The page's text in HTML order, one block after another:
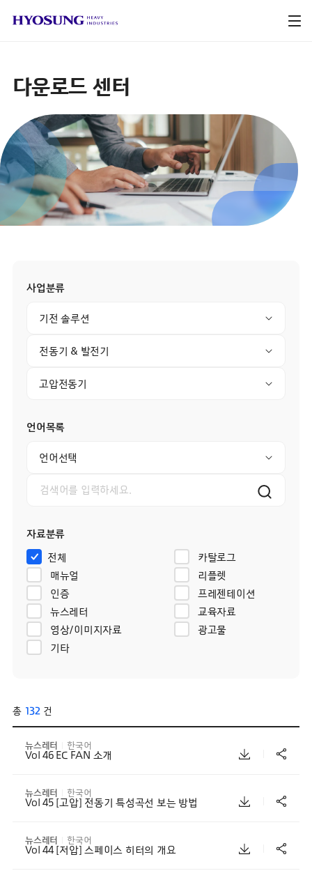
다운로드 센터
사업분류
기전 솔루션
전동기 & 발전기
고압전동기
언어목록
언어선택
자료분류
전체
카탈로그
매뉴얼
리플렛
인증
프레젠테이션
뉴스레터
교육자료
영상/이미지자료
광고물
기타
총 132건
뉴스레터 한국어
Vol 46 EC FAN 소개
뉴스레터 한국어
Vol 45 [고압] 전동기 특성곡선 보는 방법
뉴스레터 한국어
Vol 44 [저압] 스페이스 히터의 개요